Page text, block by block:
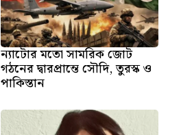
ন্যাটোর মতো সামরিক জোট
গঠনের দ্বারপ্রান্তে সৌদি, তুরস্ক ও
পাকিস্তান